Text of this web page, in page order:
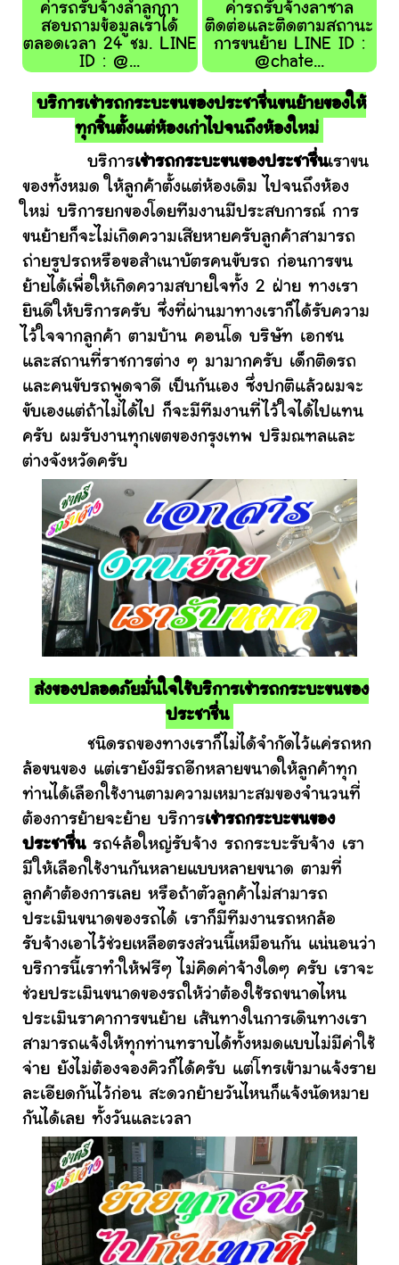
ค่ารถรับจ้างลำลูกกา
สอบถามข้อมูลเราได้
ตลอดเวลา 24 ชม. LINE
ID : @...
ค่ารถรับจ้างลาซาล
ติดต่อและติดตามสถานะ
การขนย้าย LINE ID :
@chate...
บริการเช่ารถกระบะขนของประชาชื่นขนย้ายของให้
ทุกชิ้นตั้งแต่ห้องเก่าไปจนถึงห้องใหม่
บริการเช่ารถกระบะขนของประชาชื่นเราขน
ของทั้งหมด ให้ลูกค้าตั้งแต่ห้องเดิม ไปจนถึงห้อง
ใหม่ บริการยกของโดยทีมงานมีประสบการณ์ การ
ขนย้ายก็จะไม่เกิดความเสียหายครับลูกค้าสามารถ
ถ่ายรูปรถหรือขอสำเนาบัตรคนขับรถ ก่อนการขน
ย้ายได้เพื่อให้เกิดความสบายใจทั้ง 2 ฝ่าย ทางเรา
ยินดีให้บริการครับ ซึ่งที่ผ่านมาทางเราก็ได้รับความ
ไว้ใจจากลูกค้า ตามบ้าน คอนโด บริษัท เอกชน
และสถานที่ราชการต่าง ๆ มามากครับ เด็กติดรถ
และคนขับรถพูดจาดี เป็นกันเอง ซึ่งปกติแล้วผมจะ
ขับเองแต่ถ้าไม่ได้ไป ก็จะมีทีมงานที่ไว้ใจได้ไปแทน
ครับ ผมรับงานทุกเขตของกรุงเทพ ปริมณฑลและ
ต่างจังหวัดครับ
ส่งของปลอดภัยมั่นใจใช้บริการเช่ารถกระบะขนของ
ประชาชื่น
ชนิดรถของทางเราก็ไม่ได้จำกัดไว้แค่รถหก
ล้อขนของ แต่เรายังมีรถอีกหลายขนาดให้ลูกค้าทุก
ท่านได้เลือกใช้งานตามความเหมาะสมของจำนวนที่
ต้องการย้ายจะย้าย บริการเช่ารถกระบะขนของ
ประชาชื่นรถ4ล้อใหญ่รับจ้าง รถกระบะรับจ้าง เรา
มีให้เลือกใช้งานกันหลายแบบหลายขนาด ตามที่
ลูกค้าต้องการเลย หรือถ้าตัวลูกค้าไม่สามารถ
ประเมินขนาดของรถได้ เราก็มีทีมงานรถหกล้อ
รับจ้างเอาไว้ช่วยเหลือตรงส่วนนี้เหมือนกัน แน่นอนว่า
บริการนี้เราทำให้ฟรีๆ ไม่คิดค่าจ้างใดๆ ครับ เราจะ
ช่วยประเมินขนาดของรถให้ว่าต้องใช้รถขนาดไหน
ประเมินราคาการขนย้าย เส้นทางในการเดินทางเรา
สามารถแจ้งให้ทุกท่านทราบได้ทั้งหมดแบบไม่มีค่าใช้
จ่าย ยังไม่ต้องจองคิวก็ได้ครับ แต่โทรเข้ามาแจ้งราย
ละเอียดกันไว้ก่อน สะดวกย้ายวันไหนก็แจ้งนัดหมาย
กันได้เลย ทั้งวันและเวลา